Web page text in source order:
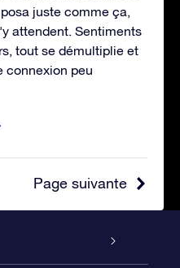
juste comme ça,
attendent. Sentiments
tout se démultiplie et
connexion peu
Page suivante